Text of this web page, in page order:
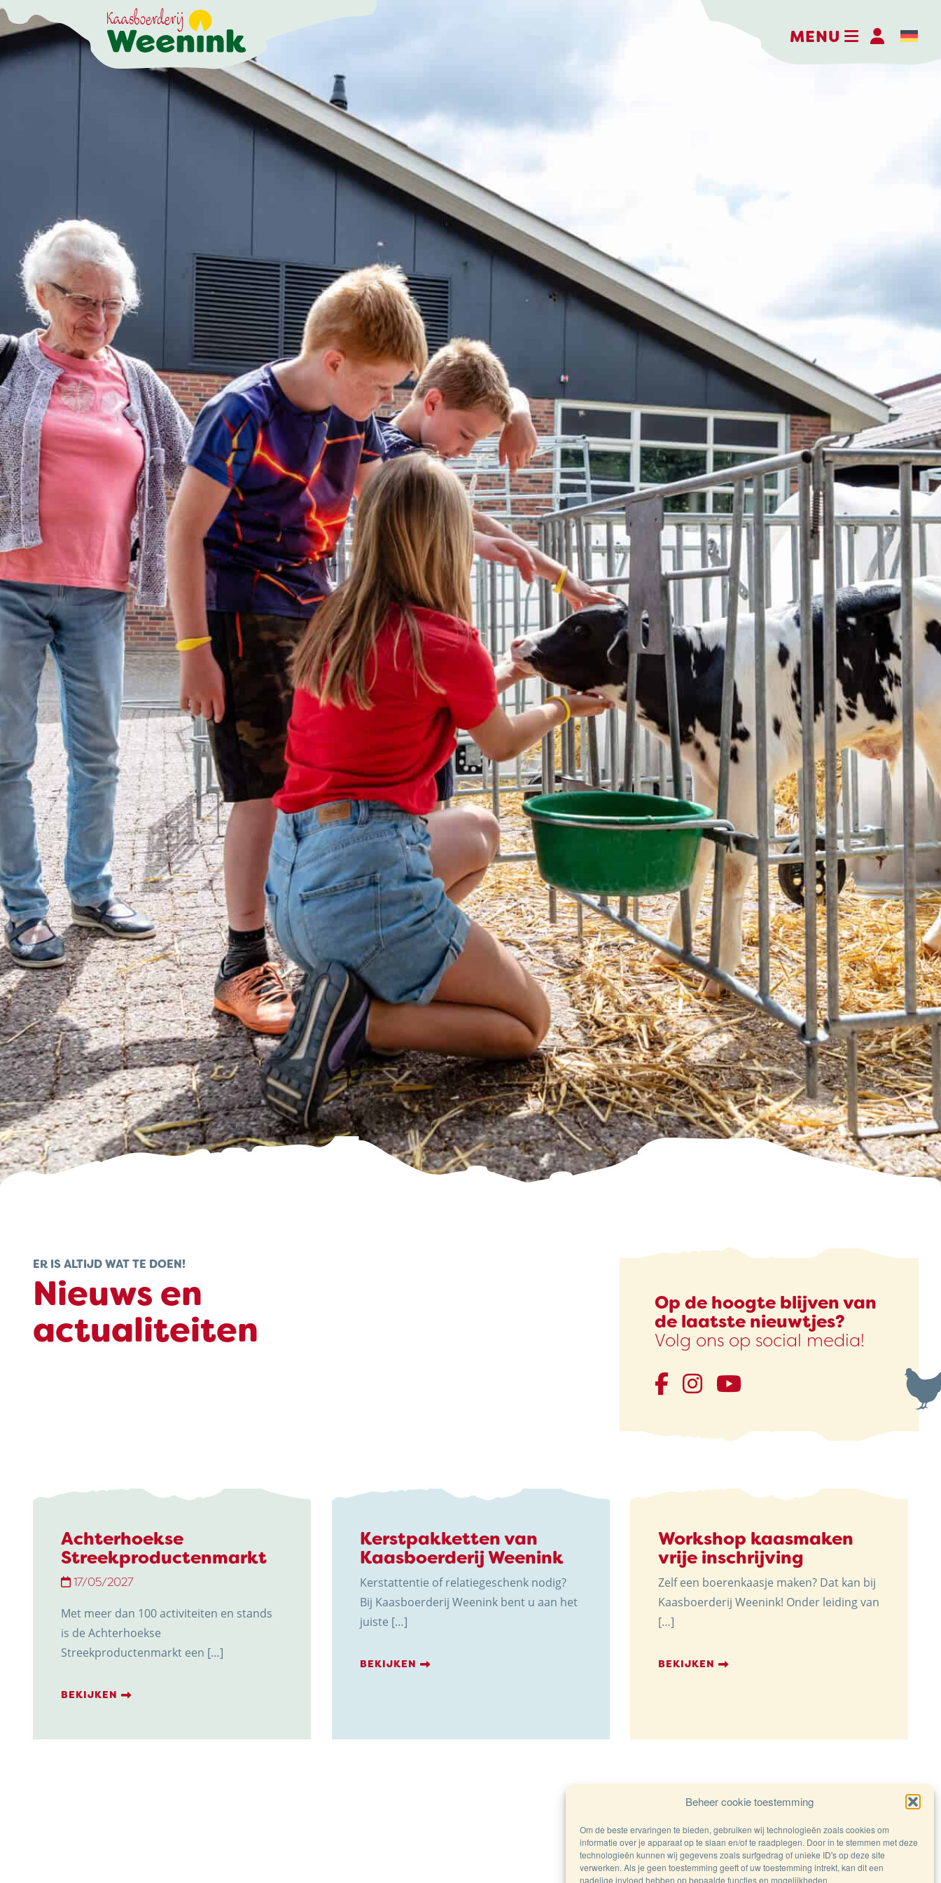
Beheer cookie toestemming
Om de beste ervaringen te bieden, gebruiken wij technologieën zoals cookies om
informatie over je apparaat op te slaan en/of te raadplegen. Door in te stemmen met deze
technologieën kunnen wij gegevens zoals surfgedrag of unieke ID's op deze site
verwerken. Als je geen toestemming geeft of uw toestemming intrekt, kan dit een
nadelige invloed hebben op bepaalde functies en mogelijkheden.
MENU
DE BELEEFBOERDERIJ
DE KAASMAKERIJ
ACTIVITEITEN
LANDWINKEL
KERSTPAKKETTEN
WEBSHOP
NIEUWS & ACTUALITEITEN
CONTACT
ER IS ALTIJD WAT TE DOEN!
Nieuws en
actualiteiten
Op de hoogte blijven van
de laatste nieuwtjes?
Volg ons op social media!
Achterhoekse
Streekproductenmarkt
17/05/2027
Met meer dan 100 activiteiten en stands
is de Achterhoekse
Streekproductenmarkt een […]
BEKIJKEN
Kerstpakketten van
Kaasboerderij Weenink
Kerstattentie of relatiegeschenk nodig?
Bij Kaasboerderij Weenink bent u aan het
juiste […]
BEKIJKEN
Workshop kaasmaken
vrije inschrijving
Zelf een boerenkaasje maken? Dat kan bij
Kaasboerderij Weenink! Onder leiding van
[…]
BEKIJKEN